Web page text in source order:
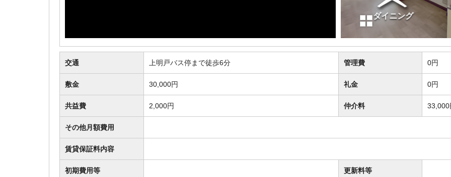
交通 上明戸バス停まで徒歩6分 管理費 0円
敷金 30,000円 礼金 0円
共益費 2,000円 仲介料 33,000
その他月額費用
賃貸保証料内容
初期費用等 更新料等